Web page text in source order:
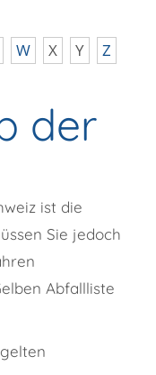
W X Y Z
der
ist die
Sie jedoch
Abfallliste